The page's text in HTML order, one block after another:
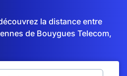
la distance entre
de Bouygues Telecom,